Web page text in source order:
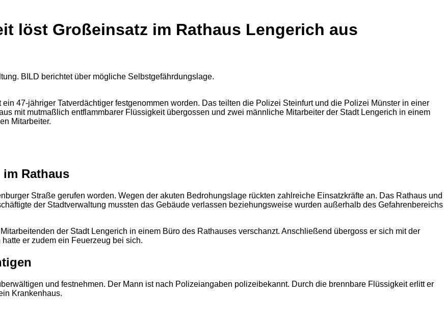
löst Großeinsatz im Rathaus Lengerich aus
47-jähriger Tatverdächtiger festgenommen worden. Das teilten die Polizei Steinfurt und die Polizei Münster in einer
mit mutmaßlich entflammbarer Flüssigkeit übergossen und zwei männliche Mitarbeiter der Stadt Lengerich in einem
Mitarbeiter.
Rathaus
Straße gerufen worden. Wegen der akuten Bedrohungslage rückten zahlreiche Einsatzkräfte an. Das Rathaus und
der Stadtverwaltung mussten das Gebäude verlassen beziehungsweise wurden außerhalb des Gefahrenbereichs
der Stadt Lengerich in einem Büro des Rathauses verschanzt. Anschließend übergoss er sich mit der
er zudem ein Feuerzeug bei sich.
und festnehmen. Der Mann ist nach Polizeiangaben polizeibekannt. Durch die brennbare Flüssigkeit erlitt er
Krankenhaus.